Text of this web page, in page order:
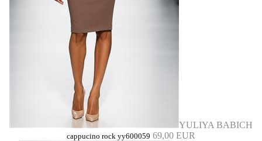
YULIYA BABICH
cappucino rock yy600059 69,00 EUR